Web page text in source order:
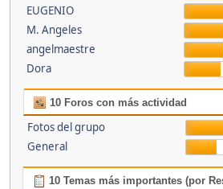
EUGENIO
M. Angeles
angelmaestre
Dora
10 Foros con más actividad
Fotos del grupo
General
10 Temas más importantes (por